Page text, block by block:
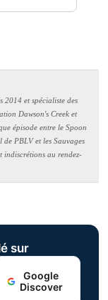
2014 et spécialiste des
Dawson's Creek et
épisode entre le Spoon
PBLV et les Sauvages
indiscrétions au rendez-
sur
Google
Discover